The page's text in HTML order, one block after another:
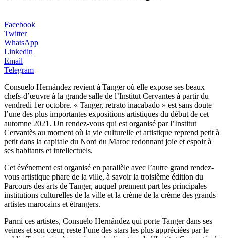
Facebook
Twitter
WhatsApp
Linkedin
Email
Telegram
Consuelo Hernández revient à Tanger où elle expose ses beaux
chefs-d’œuvre à la grande salle de l’Institut Cervantes à partir du
vendredi 1er octobre. « Tanger, retrato inacabado » est sans doute
l’une des plus importantes expositions artistiques du début de cet
automne 2021. Un rendez-vous qui est organisé par l’Institut
Cervantès au moment où la vie culturelle et artistique reprend petit à
petit dans la capitale du Nord du Maroc redonnant joie et espoir à
ses habitants et intellectuels.
Cet événement est organisé en parallèle avec l’autre grand rendez-
vous artistique phare de la ville, à savoir la troisième édition du
Parcours des arts de Tanger, auquel prennent part les principales
institutions culturelles de la ville et la crème de la crème des grands
artistes marocains et étrangers.
Parmi ces artistes, Consuelo Hernández qui porte Tanger dans ses
veines et son cœur, reste l’une des stars les plus appréciées par le